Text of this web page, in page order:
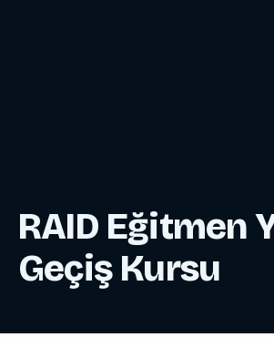
RAID Eğitmen
Geçiş Kursu